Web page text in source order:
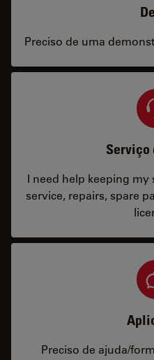
Preciso de uma
Serviço
I need help keeping
service, repairs, spare
Preciso de ajuda/